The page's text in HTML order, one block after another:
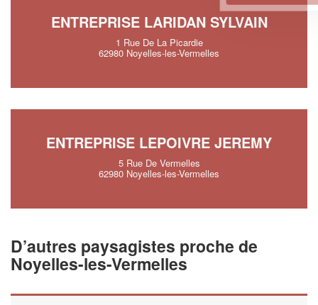
ENTREPRISE LARIDAN SYLVAIN
1 Rue De La Picardie
62980 Noyelles-les-Vermelles
ENTREPRISE LEPOIVRE JEREMY
5 Rue De Vermelles
62980 Noyelles-les-Vermelles
D’autres paysagistes proche de
Noyelles-les-Vermelles